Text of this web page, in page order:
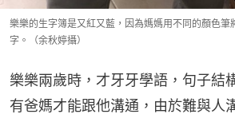
樂樂的生字簿是又紅又藍，因為媽媽用不同的顏色筆
字。（余秋婷攝）
樂樂兩歲時，才牙牙學語，句子結
有爸媽才能跟他溝通，由於難與人